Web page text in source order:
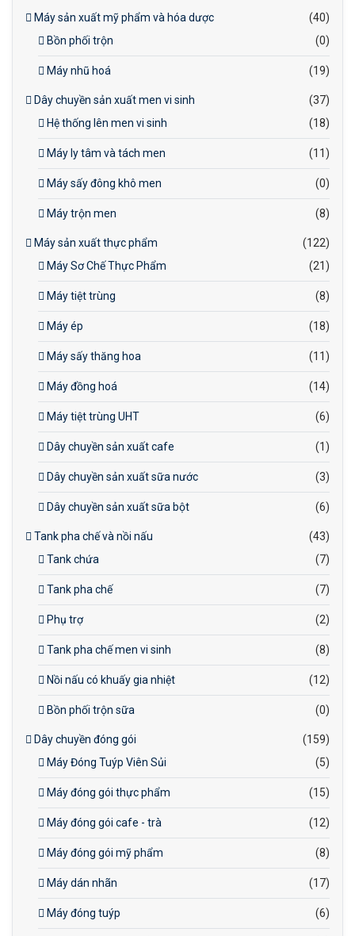
Máy sản xuất mỹ phẩm và hóa dược
(40)
Bồn phối trộn
(0)
Máy nhũ hoá (19)
Dây chuyền sản xuất men vi sinh
(37)
Hệ thống lên men vi sinh
(18)
Máy ly tâm và tách men (11)
Máy sấy đông khô men (0)
Máy trộn men (8)
Máy sản xuất thực phẩm
(122)
Máy Sơ Chế Thực Phẩm
(21)
Máy tiệt trùng (8)
Máy ép (18)
Máy sấy thăng hoa (11)
Máy đồng hoá (14)
Máy tiệt trùng UHT (6)
Dây chuyền sản xuất cafe (1)
Dây chuyền sản xuất sữa nước (3)
Dây chuyền sản xuất sữa bột (6)
Tank pha chế và nồi nấu
(43)
Tank chứa
(7)
Tank pha chế (7)
Phụ trợ (2)
Tank pha chế men vi sinh (8)
Nồi nấu có khuấy gia nhiệt (12)
Bồn phối trộn sữa (0)
Dây chuyền đóng gói
(159)
Máy Đóng Tuýp Viên Sủi
(5)
Máy đóng gói thực phẩm (15)
Máy đóng gói cafe - trà (12)
Máy đóng gói mỹ phẩm (8)
Máy dán nhãn (17)
Máy đóng tuýp (6)